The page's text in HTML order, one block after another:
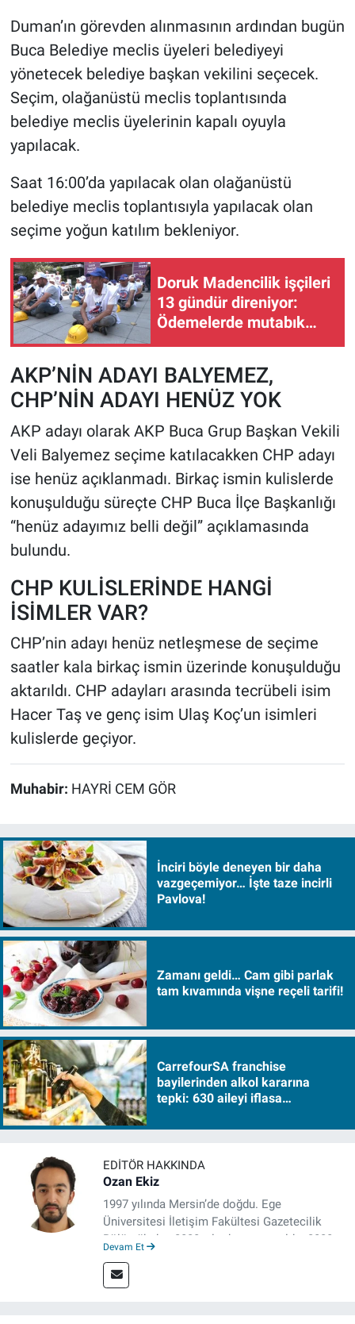
Duman’ın görevden alınmasının ardından bugün
Buca Belediye meclis üyeleri belediyeyi
yönetecek belediye başkan vekilini seçecek.
Seçim, olağanüstü meclis toplantısında
belediye meclis üyelerinin kapalı oyuyla
yapılacak.
Saat 16:00’da yapılacak olan olağanüstü
belediye meclis toplantısıyla yapılacak olan
seçime yoğun katılım bekleniyor.
Doruk Madencilik işçileri
13 gündür direniyor:
Ödemelerde mutabık
AKP’NİN ADAYI BALYEMEZ,
CHP’NİN ADAYI HENÜZ YOK
AKP adayı olarak AKP Buca Grup Başkan Vekili
Veli Balyemez seçime katılacakken CHP adayı
ise henüz açıklanmadı. Birkaç ismin kulislerde
konuşulduğu süreçte CHP Buca İlçe Başkanlığı
“henüz adayımız belli değil” açıklamasında
bulundu.
CHP KULİSLERİNDE HANGİ
İSİMLER VAR?
CHP’nin adayı henüz netleşmese de seçime
saatler kala birkaç ismin üzerinde konuşulduğu
aktarıldı. CHP adayları arasında tecrübeli isim
Hacer Taş ve genç isim Ulaş Koç’un isimleri
kulislerde geçiyor.
Muhabir: HAYRİ CEM GÖR
İnciri böyle deneyen bir daha
vazgeçemiyor… İşte taze incirli
Pavlova!
Zamanı geldi… Cam gibi parlak
tam kıvamında vişne reçeli tarifi!
CarrefourSA franchise
bayilerinden alkol kararına
tepki: 630 aileyi iflasa
EDITÖR HAKKINDA
Ozan Ekiz
1997 yılında Mersin’de doğdu. Ege
Üniversitesi İletişim Fakültesi Gazetecilik
Bölümü’nden 2020 yılında mezun oldu. 2020
editörü, muhabir, rejisör olarak çalıştı.
Meslek hayatına İzmir’de başlayan gazeteci,
Devam Et